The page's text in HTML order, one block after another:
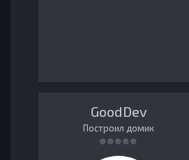
GoodDev
Построил домик